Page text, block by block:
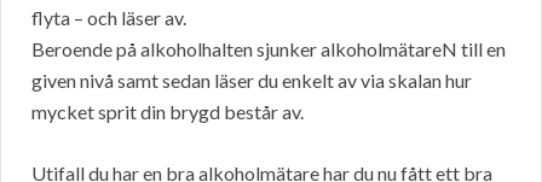
flyta – och läser av.
Beroende på alkoholhalten sjunker alkoholmätareN till en
given nivå samt sedan läser du enkelt av via skalan hur
mycket sprit din brygd består av.
Utifall du har en bra alkoholmätare har du nu fått ett bra